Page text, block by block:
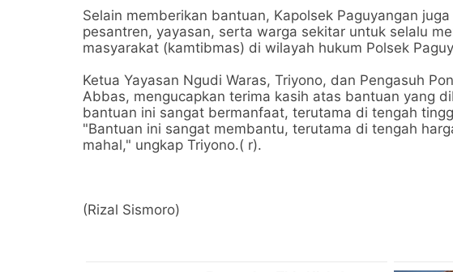
Selain memberikan bantuan, Kapolsek Paguyangan
pesantren, yayasan, serta warga sekitar untuk selalu
masyarakat (kamtibmas) di wilayah hukum Polsek
Ketua Yayasan Ngudi Waras, Triyono, dan Pengasuh
Abbas, mengucapkan terima kasih atas bantuan yang
bantuan ini sangat bermanfaat, terutama di tengah
"Bantuan ini sangat membantu, terutama di tengah
mahal," ungkap Triyono.( r).
(Rizal Sismoro)